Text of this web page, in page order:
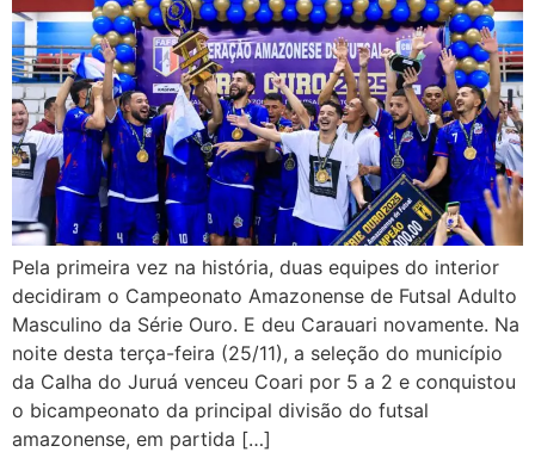
Pela primeira vez na história, duas equipes do interior
decidiram o Campeonato Amazonense de Futsal Adulto
Masculino da Série Ouro. E deu Carauari novamente. Na
noite desta terça-feira (25/11), a seleção do município
da Calha do Juruá venceu Coari por 5 a 2 e conquistou
o bicampeonato da principal divisão do futsal
amazonense, em partida […]